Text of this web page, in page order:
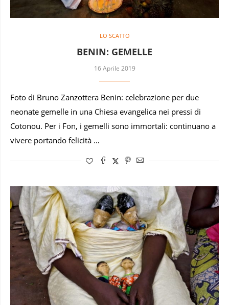
LO SCATTO
BENIN: GEMELLE
16 Aprile 2019
Foto di Bruno Zanzottera Benin: celebrazione per due
neonate gemelle in una Chiesa evangelica nei pressi di
Cotonou. Per i Fon, i gemelli sono immortali: continuano a
vivere portando felicità …